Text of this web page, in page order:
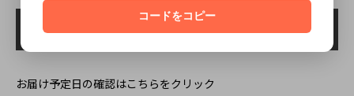
お届け予定日の確認はこちらをクリック
コードをコピー